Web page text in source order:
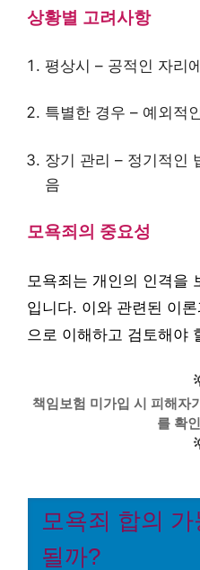
상황별 고려사항
평상시 – 공적인 자리
특별한 경우 – 예외적
장기 관리 – 정기적인
음
모욕죄의 중요성
모욕죄는 개인의 인격을
입니다. 이와 관련된 이
으로 이해하고 검토해야
책임보험 미가입 시 피해자
를 확
모욕죄 합의
될까?